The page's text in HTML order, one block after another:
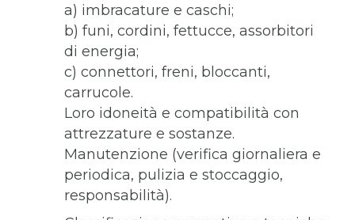
a) imbracature e caschi;
b) funi, cordini, fettucce, assorbitori
di energia;
c) connettori, freni, bloccanti,
carrucole.
Loro idoneità e compatibilità con
attrezzature e sostanze.
Manutenzione (verifica giornaliera e
periodica, pulizia e stoccaggio,
responsabilità).